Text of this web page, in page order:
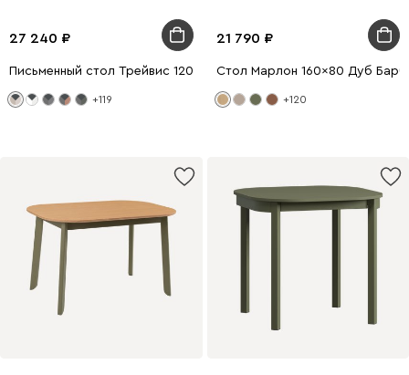
27 240
Письменный стол Трейвис 120x60 Латте/Черный
+119
21 790
Стол Марлон 160x80 Дуб
+120